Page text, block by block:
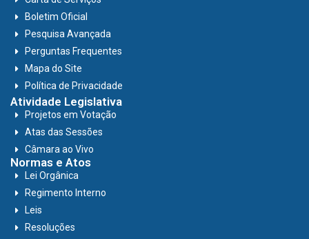
Boletim Oficial
Pesquisa Avançada
Perguntas Frequentes
Mapa do Site
Política de Privacidade
Atividade Legislativa
Projetos em Votação
Atas das Sessões
Câmara ao Vivo
Normas e Atos
Lei Orgânica
Regimento Interno
Leis
Resoluções